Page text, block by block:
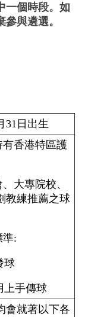
個時段。 如
參與遴選。
31日出生
香港特區護
大專院校、
教練推薦之球
:
球
手傳球
會就著以下各